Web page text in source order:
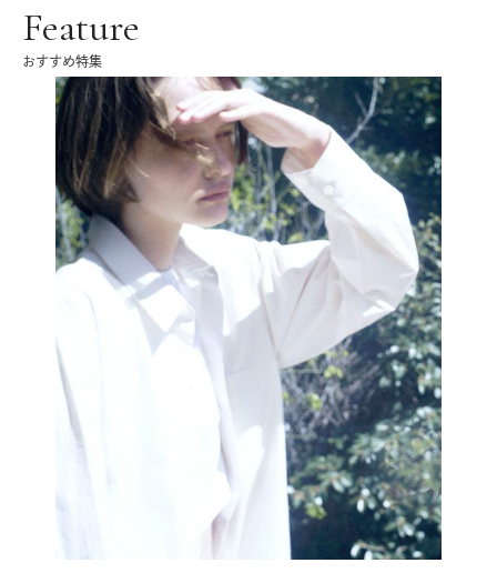
Feature
おすすめ特集